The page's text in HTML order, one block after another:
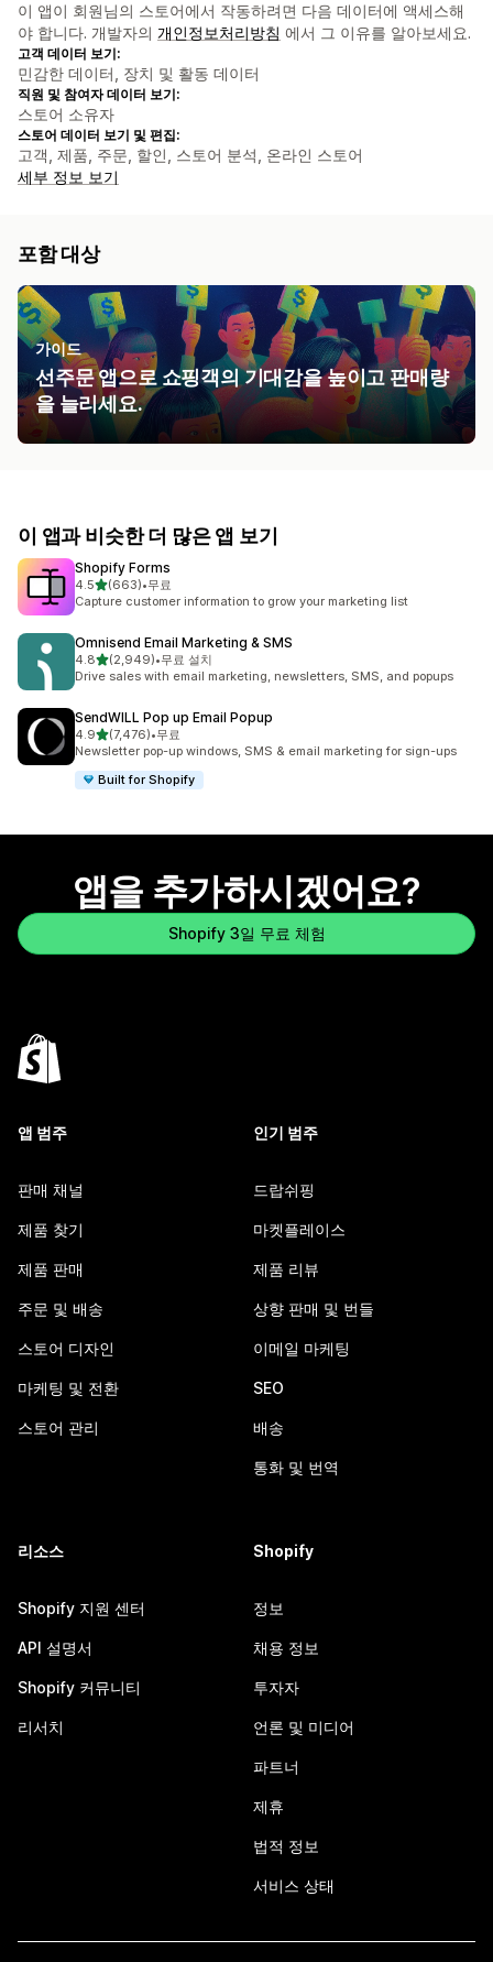
이 앱이 회원님의 스토어에서 작동하려면 다음 데이터에 액세스해
야 합니다. 개발자의 개인정보처리방침 에서 그 이유를 알아보세요.
고객 데이터 보기:
민감한 데이터, 장치 및 활동 데이터
직원 및 참여자 데이터 보기:
스토어 소유자
스토어 데이터 보기 및 편집:
고객, 제품, 주문, 할인, 스토어 분석, 온라인 스토어
세부 정보 보기
포함 대상
가이드
선주문 앱으로 쇼핑객의 기대감을 높이고 판매량
을 늘리세요.
이 앱과 비슷한 더 많은 앱 보기
Shopify Forms
4.5별 5개 중
(663)
총 리뷰 663개
•무료
Capture customer information to grow your marketing list
Omnisend Email Marketing & SMS
4.8별 5개 중
(2,949)
총 리뷰 2949개
•무료 설치
Drive sales with email marketing, newsletters, SMS, and popups
SendWILL Pop up Email Popup
4.9별 5개 중
(7,476)
총 리뷰 7476개
•무료
Newsletter pop-up windows, SMS & email marketing for sign-ups
Built for Shopify
앱을 추가하시겠어요?
Shopify 3일 무료 체험
앱 범주
판매 채널
제품 찾기
제품 판매
주문 및 배송
스토어 디자인
마케팅 및 전환
스토어 관리
인기 범주
드랍쉬핑
마켓플레이스
제품 리뷰
상향 판매 및 번들
이메일 마케팅
SEO
배송
통화 및 번역
리소스
Shopify 지원 센터
API 설명서
Shopify 커뮤니티
리서치
Shopify
정보
채용 정보
투자자
언론 및 미디어
파트너
제휴
법적 정보
서비스 상태